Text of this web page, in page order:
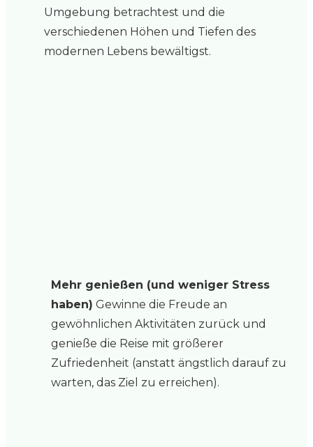
Umgebung betrachtest und die
verschiedenen Höhen und Tiefen des
modernen Lebens bewältigst.
Mehr genießen (und weniger Stress
haben) Gewinne die Freude an
gewöhnlichen Aktivitäten zurück und
genieße die Reise mit größerer
Zufriedenheit (anstatt ängstlich darauf zu
warten, das Ziel zu erreichen).